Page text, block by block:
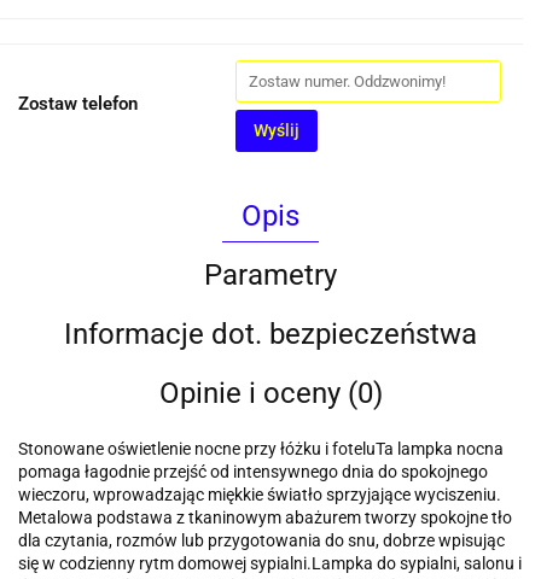
Zostaw telefon
Wyślij
Opis
Parametry
Informacje dot. bezpieczeństwa
Opinie i oceny (0)
Stonowane oświetlenie nocne przy łóżku i foteluTa lampka nocna
pomaga łagodnie przejść od intensywnego dnia do spokojnego
wieczoru, wprowadzając miękkie światło sprzyjające wyciszeniu.
Metalowa podstawa z tkaninowym abażurem tworzy spokojne tło
dla czytania, rozmów lub przygotowania do snu, dobrze wpisując
się w codzienny rytm domowej sypialni.Lampka do sypialni, salonu i